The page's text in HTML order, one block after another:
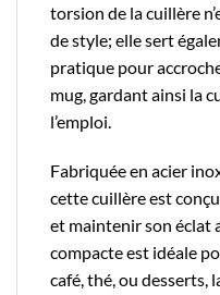
torsion de la cuillère
de style; elle sert
pratique pour
mug, gardant ainsi la
l’emploi.
Fabriquée en acier
cette cuillère est
et maintenir son éclat
compacte est idéale
café, thé, ou desserts,